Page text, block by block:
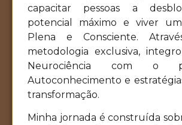
capacitar pessoas a
potencial máximo e viver
Plena e Consciente.
metodologia exclusiva,
Neurociência com o
Autoconhecimento e
transformação.
Minha jornada é construída